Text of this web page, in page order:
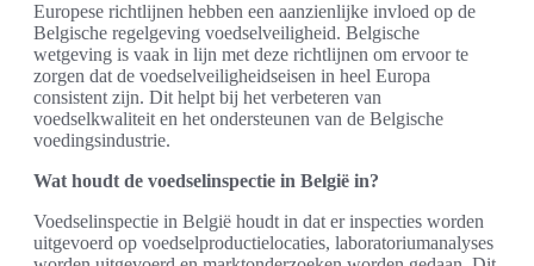
Europese richtlijnen hebben een aanzienlijke invloed op de
Belgische regelgeving voedselveiligheid. Belgische
wetgeving is vaak in lijn met deze richtlijnen om ervoor te
zorgen dat de voedselveiligheidseisen in heel Europa
consistent zijn. Dit helpt bij het verbeteren van
voedselkwaliteit en het ondersteunen van de Belgische
voedingsindustrie.
Wat houdt de voedselinspectie in België in?
Voedselinspectie in België houdt in dat er inspecties worden
uitgevoerd op voedselproductielocaties, laboratoriumanalyses